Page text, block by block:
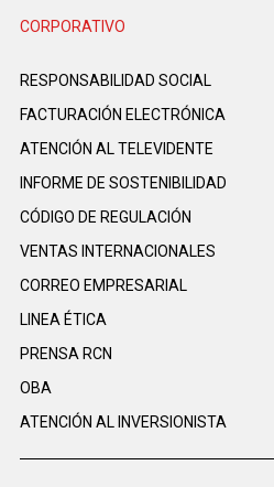
CORPORATIVO
RESPONSABILIDAD SOCIAL
FACTURACIÓN ELECTRÓNICA
ATENCIÓN AL TELEVIDENTE
INFORME DE SOSTENIBILIDAD
CÓDIGO DE REGULACIÓN
VENTAS INTERNACIONALES
CORREO EMPRESARIAL
LINEA ÉTICA
PRENSA RCN
OBA
ATENCIÓN AL INVERSIONISTA